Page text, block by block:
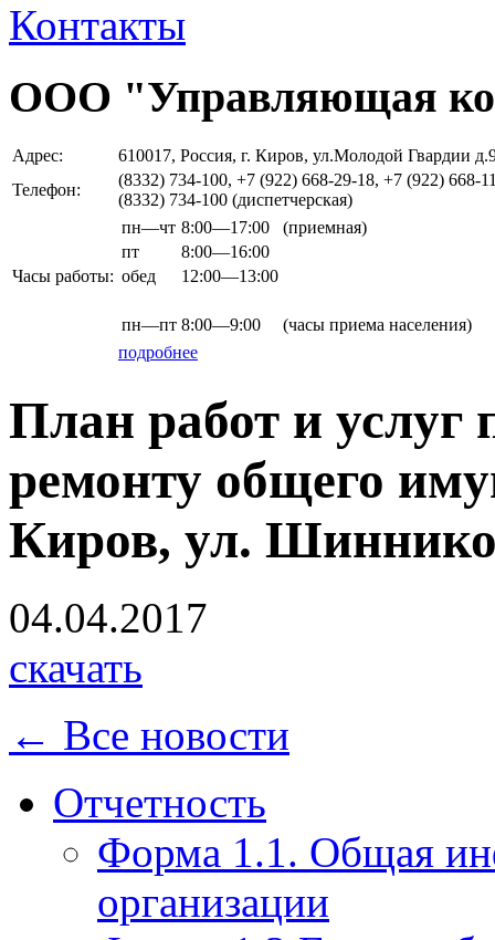
Контакты
ООО "Управляющая
Адрес:
610017, Россия, г. Киров, ул.Молодой Гвардии
Телефон:
(8332) 734-100, +7 (922) 668-29-18, +7 (922) 668-
(8332) 734-100 (диспетчерская)
Часы работы:
пн—чт 8:00—17:00
(приемная)
пт
8:00—16:00
обед
12:00—13:00
пн—пт 8:00—9:00
(часы приема населения)
подробнее
План работ и услуг
ремонту общего
Киров, ул.
04.04.2017
скачать
← Все новости
Отчетность
Форма 1.1. Общая
организации